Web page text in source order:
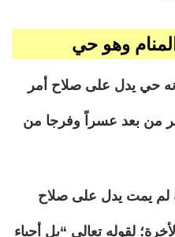
وهو حي
حي يدل على صلاح أمر
من بعد عسراً وفرجا من
لم يمت يدل على صلاح
لقوله تعالى “بل أحياء